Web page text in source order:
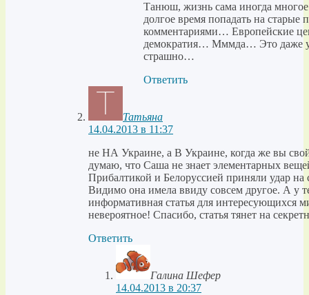
Танюш, жизнь сама иногда многое
долгое время попадать на старые
комментариями… Европейские
демократия… Мммда… Это даже
страшно…
Ответить
Татьяна
14.04.2013 в 11:37
не НА Украине, а В Украине, когда же вы
думаю, что Саша не знает элементарных
Прибалтикой и Белоруссией приняли удар
Видимо она имела ввиду совсем другое. А у
информативная статья для интересующихся
невероятное! Спасибо, статья тянет на
Ответить
Галина Шефер
14.04.2013 в 20:37